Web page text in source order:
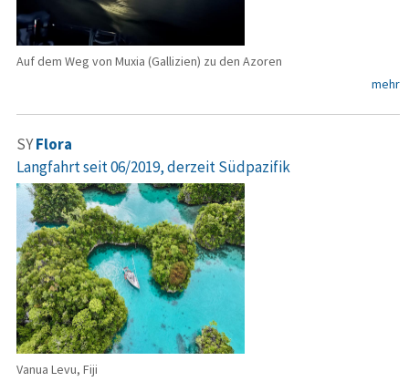
Auf dem Weg von Muxia (Gallizien) zu den Azoren
mehr
SYFlora
Langfahrt seit 06/2019, derzeit Südpazifik
Vanua Levu, Fiji